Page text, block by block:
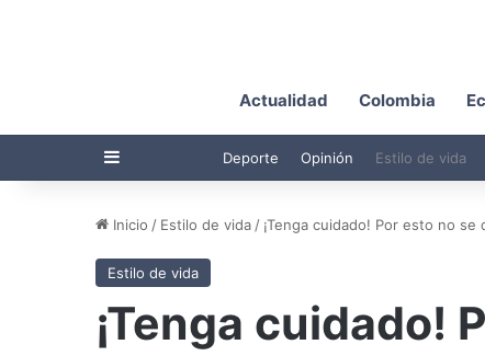
Actualidad Colombia
Barra lateral Deporte Opinión Estilo de vida
Inicio / Estilo de vida / ¡Tenga cuidado! Por esto no
Estilo de vida
¡Tenga cuidado!